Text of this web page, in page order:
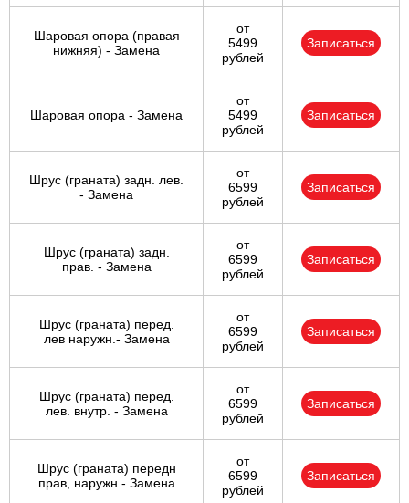
Шаровая опора (правая
нижняя) - Замена
от
5499
рублей
Записаться
Шаровая опора - Замена
от
5499
рублей
Записаться
Шрус (граната) задн. лев.
- Замена
от
6599
рублей
Записаться
Шрус (граната) задн.
прав. - Замена
от
6599
рублей
Записаться
Шрус (граната) перед.
лев наружн.- Замена
от
6599
рублей
Записаться
Шрус (граната) перед.
лев. внутр. - Замена
от
6599
рублей
Записаться
Шрус (граната) передн
прав, наружн.- Замена
от
6599
рублей
Записаться